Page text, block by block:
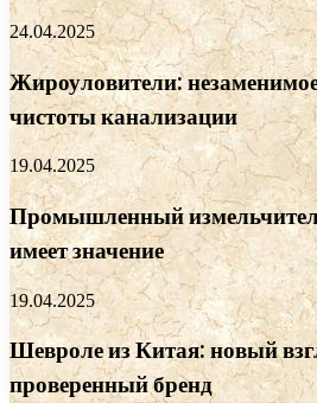
24.04.2025
Жироуловители:
чистоты канализации
19.04.2025
Промышленный
имеет значение
19.04.2025
Шевроле из Китая: новый
проверенный бренд